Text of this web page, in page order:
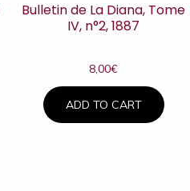
Bulletin de La Diana, Tome
IV, n°2, 1887
8,00€
ADD TO CART